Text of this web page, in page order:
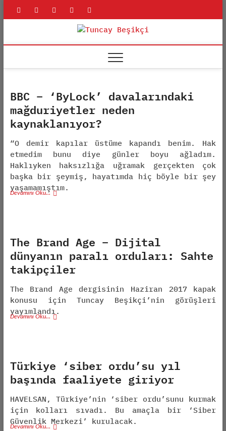
Skip
linkedin twitter youtube
Tuncay
Beşikçi
BBC – ‘ByLock’ davalarındaki
mağduriyetler neden
kaynaklanıyor?
“O demir kapılar üstüme kapandı benim. Hak
etmedim bunu diye günler boyu ağladım.
Haklıyken haksızlığa uğramak gerçekten çok
başka bir şeymiş, hayatımda hiç böyle bir şey
yaşamamıştım.
Devamını Oku…
The Brand Age – Dijital
dünyanın paralı orduları: Sahte
takipçiler
The Brand Age dergisinin Haziran 2017 kapak
konusu için Tuncay Beşikçi’nin görüşleri
yayımlandı.
Devamını Oku…
Türkiye ‘siber ordu’su yıl
başında faaliyete giriyor
HAVELSAN, Türkiye’nin ‘siber ordu’sunu kurmak
için kolları sıvadı. Bu amaçla bir ‘Siber
Güvenlik Merkezi’ kurulacak.
Devamını Oku…